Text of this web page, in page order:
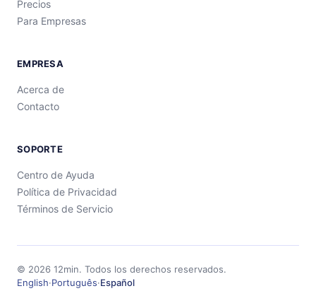
Precios
Para Empresas
EMPRESA
Acerca de
Contacto
SOPORTE
Centro de Ayuda
Política de Privacidad
Términos de Servicio
© 2026 12min. Todos los derechos reservados.
English·Português·Español